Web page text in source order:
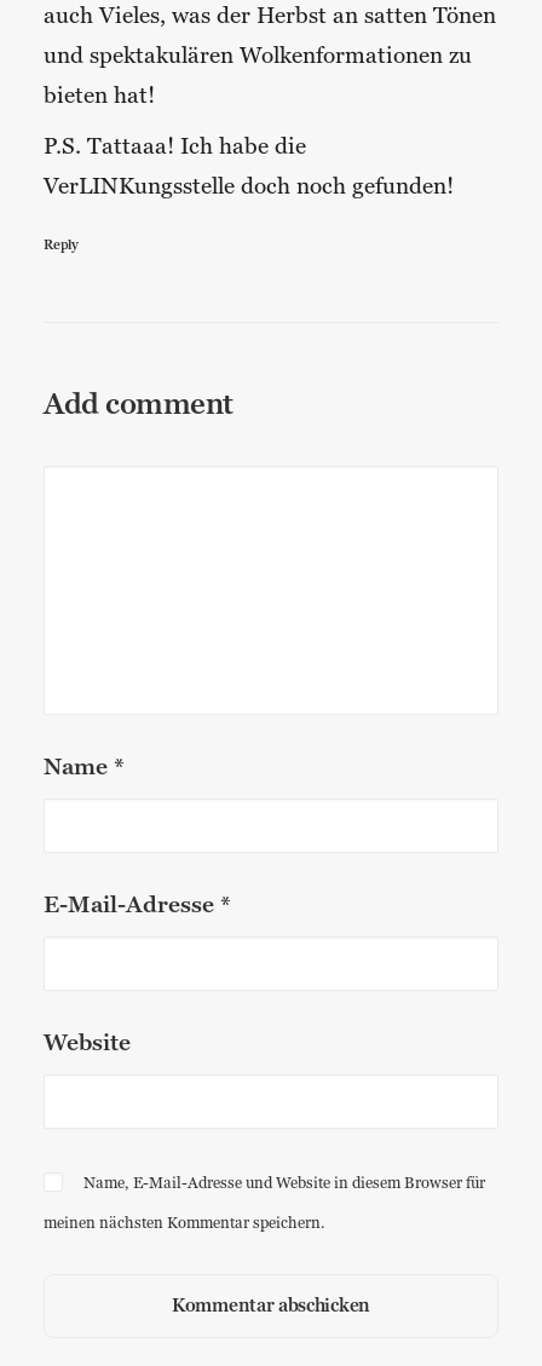
auch Vieles, was der Herbst an satten Tönen
und spektakulären Wolkenformationen zu
bieten hat!
P.S. Tattaaa! Ich habe die
VerLINKungsstelle doch noch gefunden!
Reply
Add comment
Name *
E-Mail-Adresse *
Website
Name, E-Mail-Adresse und Website in diesem Browser für
meinen nächsten Kommentar speichern.